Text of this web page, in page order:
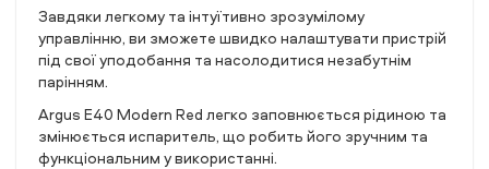
Завдяки легкому та інтуїтивно зрозумілому
управлінню, ви зможете швидко налаштувати пристрій
під свої уподобання та насолодитися незабутнім
парінням.
Argus E40 Modern Red легко заповнюється рідиною та
змінюється испаритель, що робить його зручним та
функціональним у використанні.